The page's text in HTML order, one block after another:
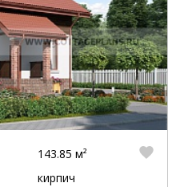
143.85 м²
кирпич